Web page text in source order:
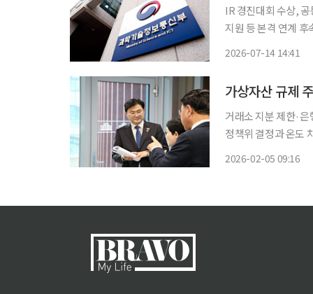
IR 경진대회 수상,
지원 등 본격 연계 후속 지원 과학기술정보통신부(부총리 겸 장관
2026-07-14 14:41
가상자산 규제
거래소 지분 제한·
정책위 결정과 온도 차업
2026-02-05 09:16